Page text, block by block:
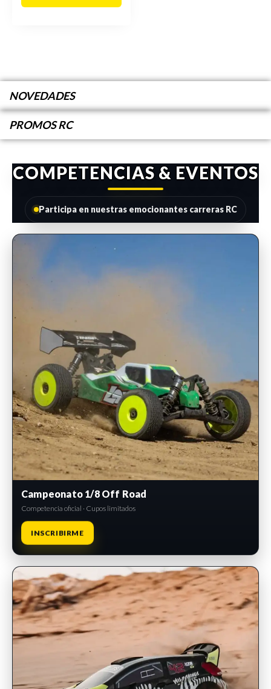
NOVEDADES
PROMOS RC
COMPETENCIAS & EVENTOS
Participa en nuestras emocionantes carreras RC
INSCRIPCIONES ABIERTAS
Campeonato 1/8 Off Road
Competencia oficial · Cupos limitados
INSCRIBIRME
INSCRIPCIONES ABIERTAS